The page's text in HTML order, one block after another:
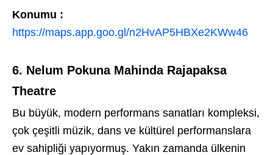
Konumu :
https://maps.app.goo.gl/n2HvAP5HBXe2KWw46
6. Nelum Pokuna Mahinda Rajapaksa
Theatre
Bu büyük, modern performans sanatları kompleksi,
çok çeşitli müzik, dans ve kültürel performanslara
ev sahipliği yapıyormuş. Yakın zamanda ülkenin